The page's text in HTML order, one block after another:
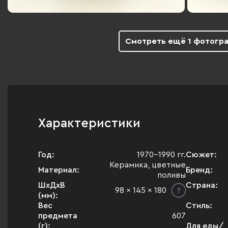
Смотреть ещё 1
Характеристики
Год:
1970-1990 гг.
Материал:
Керамика, цветные
поливы
ШхДхВ
(мм):
98 x 145 x 180
Вес
предмета
(г):
607
Сюжет:
Бренд:
Страна:
Стиль:
Для еды/